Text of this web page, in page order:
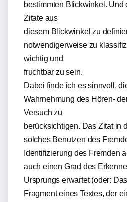
bestimmten Blickwinkel. Und
Zitate aus
diesem Blickwinkel zu
notwendigerweise zu
wichtig und
fruchtbar zu sein.
Dabei finde ich es sinnvoll,
Wahrnehmung des Hören-
Versuch zu
berücksichtigen. Das Zitat in
solches Benutzen des
Identifizierung des Fremden
auch einen Grad des
Ursprungs erwartet (oder:
Fragment eines Textes, der